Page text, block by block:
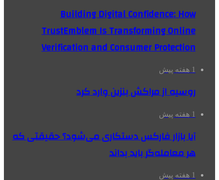
Building Digital Confidence: How
TrustEmblem Is Transforming Online
Verification and Consumer Protection
1 هفته پیش
روسیه از مراکش بنزین وارد کرد
1 هفته پیش
آیا بازار فارکس دستکاری می‌شود؟ حقیقتی که
هر معامله‌گر باید بداند
1 هفته پیش